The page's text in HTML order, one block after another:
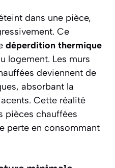
dans une pièce,
Ce
déperdition thermique
logement. Les murs
deviennent de
absorbant la
Cette réalité
pièces chauffées
perte en consommant